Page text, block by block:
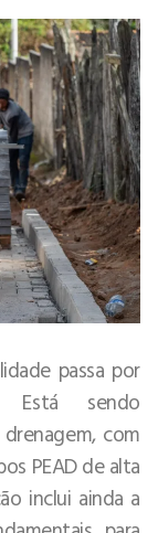
passa por
Está sendo
com
PEAD de alta
inclui ainda a